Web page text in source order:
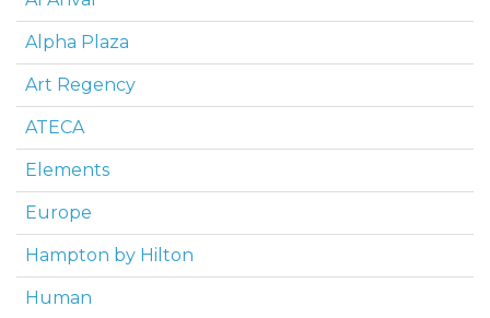
Alpha Plaza
Art Regency
ATECA
Elements
Europe
Hampton by Hilton
Human